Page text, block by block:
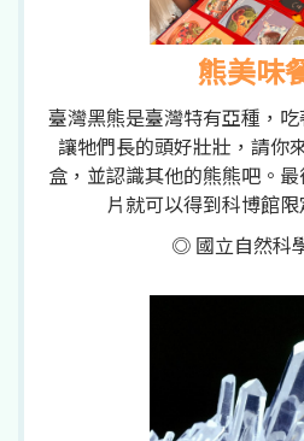
熊美味
臺灣黑熊是臺灣特有亞種，吃
讓牠們長的頭好壯壯，請你
盒，並認識其他的熊熊吧。
片就可以得到科博館限
◎ 國立自然科